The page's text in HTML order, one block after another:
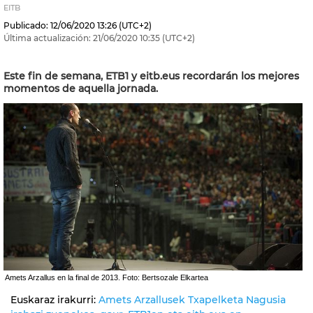
EITB
Publicado: 12/06/2020 13:26 (UTC+2)
Última actualización: 21/06/2020 10:35 (UTC+2)
Este fin de semana, ETB1 y eitb.eus recordarán los mejores
momentos de aquella jornada.
Amets Arzallus en la final de 2013. Foto: Bertsozale Elkartea
Euskaraz irakurri: Amets Arzallusek Txapelketa Nagusia